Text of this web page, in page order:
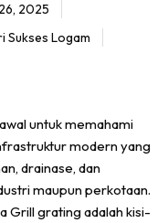
2025
Sukses Logam
untuk memahami
modern yang
drainase, dan
maupun perkotaan.
Grill grating adalah kisi-